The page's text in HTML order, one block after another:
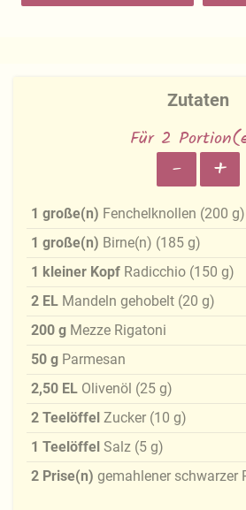
Zutaten
Für 2
- +
1 große(n) Fenchelknollen (200 g)
1 große(n) Birne(n) (185 g)
1 kleiner Kopf Radicchio (150 g)
2 EL Mandeln gehobelt (20 g)
200 g Mezze Rigatoni
50 g Parmesan
2,50 EL Olivenöl (25 g)
2 Teelöffel Zucker (10 g)
1 Teelöffel Salz (5 g)
2 Prise(n) gemahlener schwarzer